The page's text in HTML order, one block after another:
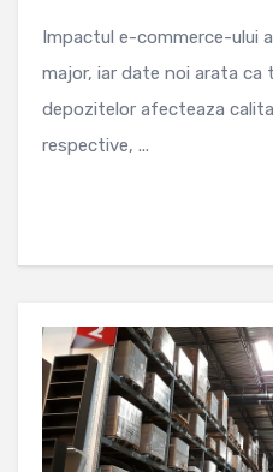
Impactul e-commerce-ului
major, iar date noi arata ca
depozitelor afecteaza
respective, ...